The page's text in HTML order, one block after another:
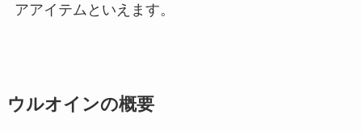
アアイテムといえます。
ウルオインの概要